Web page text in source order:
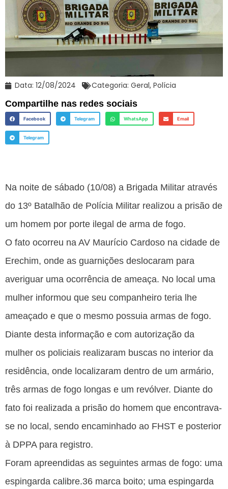
Data: 12/08/2024 Categoria: Geral, Polícia
Compartilhe nas redes sociais
Facebook Telegram WhatsApp Email
Telegram
Na noite de sábado (10/08) a Brigada Militar através
do 13º Batalhão de Polícia Militar realizou a prisão de
um homem por porte ilegal de arma de fogo.
O fato ocorreu na AV Maurício Cardoso na cidade de
Erechim, onde as guarnições deslocaram para
averiguar uma ocorrência de ameaça. No local uma
mulher informou que seu companheiro teria lhe
ameaçado e que o mesmo possuia armas de fogo.
Diante desta informação e com autorização da
mulher os policiais realizaram buscas no interior da
residência, onde localizaram dentro de um armário,
três armas de fogo longas e um revólver. Diante do
fato foi realizada a prisão do homem que encontrava-
se no local, sendo encaminhado ao FHST e posterior
à DPPA para registro.
Foram apreendidas as seguintes armas de fogo: uma
espingarda calibre.36 marca boito; uma espingarda